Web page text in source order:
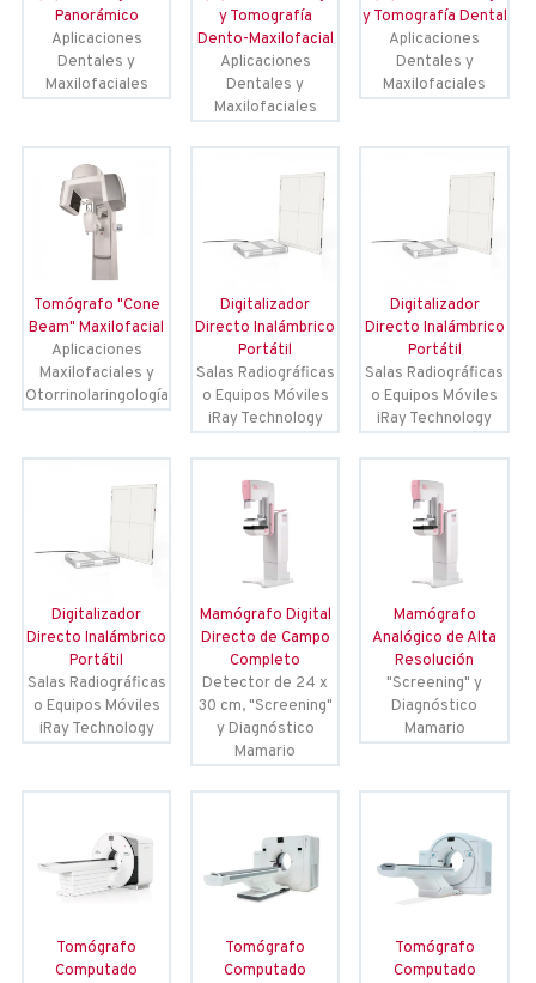
Panorámico
Aplicaciones
Dentales y
Maxilofaciales
y Tomografía
Dento-Maxilofacial
Aplicaciones
Dentales y
Maxilofaciales
y Tomografía Dental
Aplicaciones
Dentales y
Maxilofaciales
Tomógrafo "Cone
Beam" Maxilofacial
Aplicaciones
Maxilofaciales y
Otorrinolaringología
Digitalizador
Directo Inalámbrico
Portátil
Salas Radiográficas
o Equipos Móviles
iRay Technology
Digitalizador
Directo Inalámbrico
Portátil
Salas Radiográficas
o Equipos Móviles
iRay Technology
Digitalizador
Directo Inalámbrico
Portátil
Salas Radiográficas
o Equipos Móviles
iRay Technology
Mamógrafo Digital
Directo de Campo
Completo
Detector de 24 x
30 cm, "Screening"
y Diagnóstico
Mamario
Mamógrafo
Analógico de Alta
Resolución
"Screening" y
Diagnóstico
Mamario
Tomógrafo
Computado
Tomógrafo
Computado
Tomógrafo
Computado